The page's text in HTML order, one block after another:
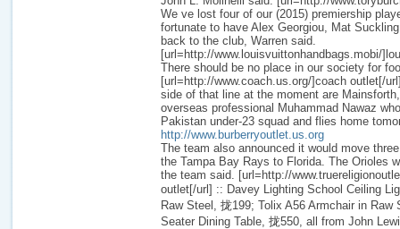
We ve lost four of our (2015) premiership
fortunate to have Alex Georgiou, Mat
back to the club, Warren said.
[url=http://www.louisvuittonhandbags.mobi/
There should be no place in our society for
[url=http://www.coach.us.org/]coach outlet[/
side of that line at the moment are
overseas professional Muhammad Nawaz
Pakistan under-23 squad and flies home
http://www.burberryoutlet.us.org
The team also announced it would move
the Tampa Bay Rays to Florida. The Orioles
the team said. [url=http://
outlet[/url] :: Davey Lighting School Ceiling
Raw Steel, 拢199; Tolix A56 Armchair in Raw
Seater Dining Table, 拢550, all from John